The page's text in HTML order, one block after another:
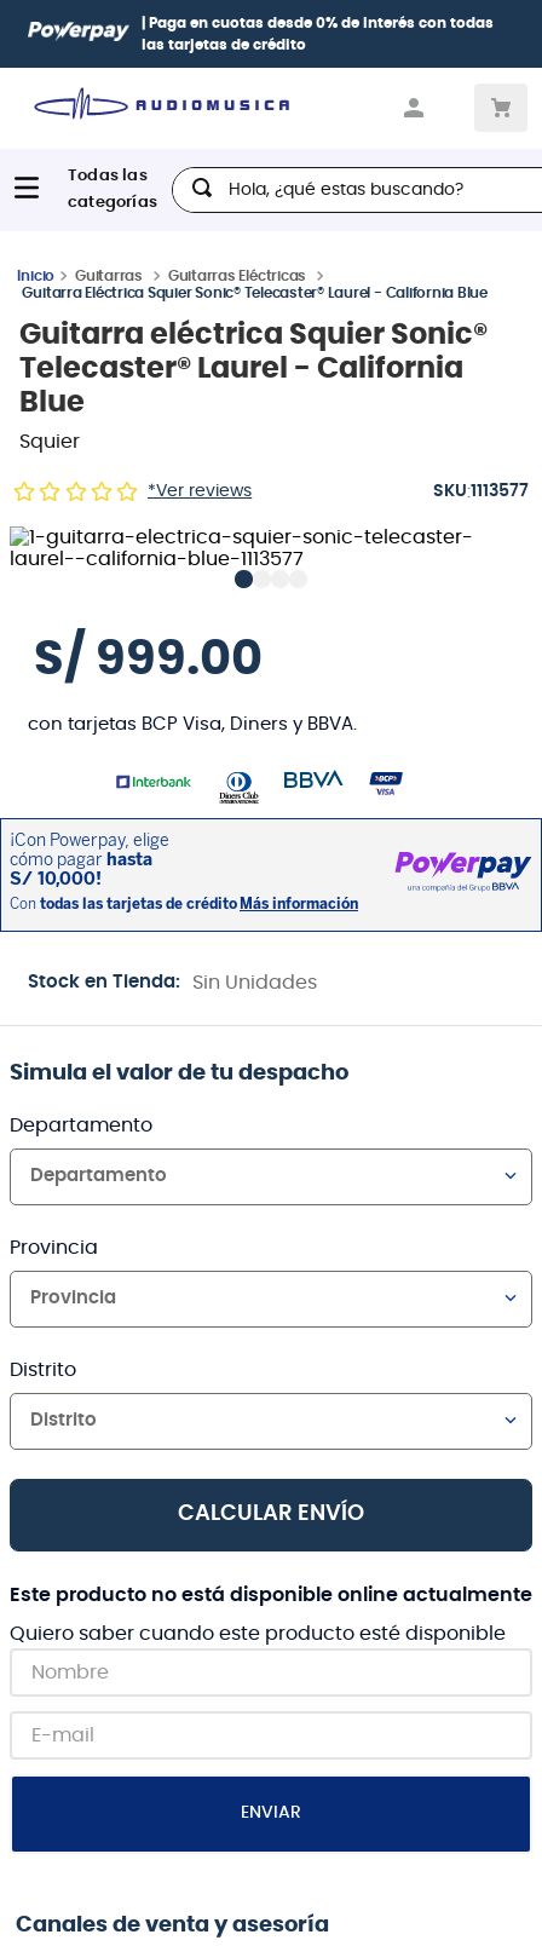
| Paga en cuotas desde 0% de interés con todas
las tarjetas de crédito
Hola, ¿qué estas buscando?
Guitarras
Guitarras Eléctricas
Guitarra Eléctrica Squier Sonic® Telecaster® Laurel - California Blue
Guitarra eléctrica Squier Sonic®
Telecaster® Laurel - California
Blue
Squier
*Ver reviews :1113577
S/ 999.00
con tarjetas BCP Visa, Diners y BBVA.
Stock en Tienda: Sin Unidades
Simula el valor de tu despacho
Departamento
Departamento
Provincia
Provincia
Distrito
Distrito
CALCULAR ENVÍO
Este producto no está disponible online actualmente
Quiero saber cuando este producto esté disponible
ENVIAR
Canales de venta y asesoría